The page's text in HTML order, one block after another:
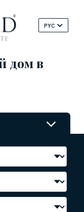
PYC
дом в